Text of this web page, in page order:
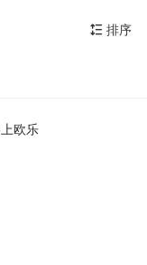
 排序
欧乐